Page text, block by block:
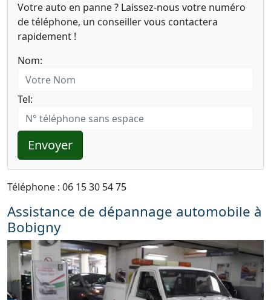
Votre auto en panne ? Laissez-nous votre numéro
de téléphone, un conseiller vous contactera
rapidement !
Nom:
Tel:
Envoyer
Téléphone : 06 15 30 54 75
Assistance de dépannage automobile à
Bobigny